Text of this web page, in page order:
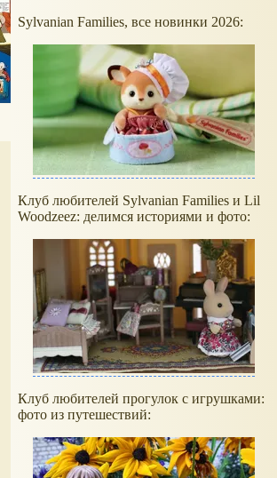
Sylvanian Families, все новинки 2026:
Клуб любителей Sylvanian Families и Lil
Woodzeez: делимся историями и фото:
Клуб любителей прогулок с игрушками:
фото из путешествий: